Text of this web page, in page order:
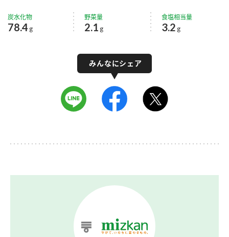
炭水化物
78.4 g
野菜量
2.1 g
食塩相当量
3.2 g